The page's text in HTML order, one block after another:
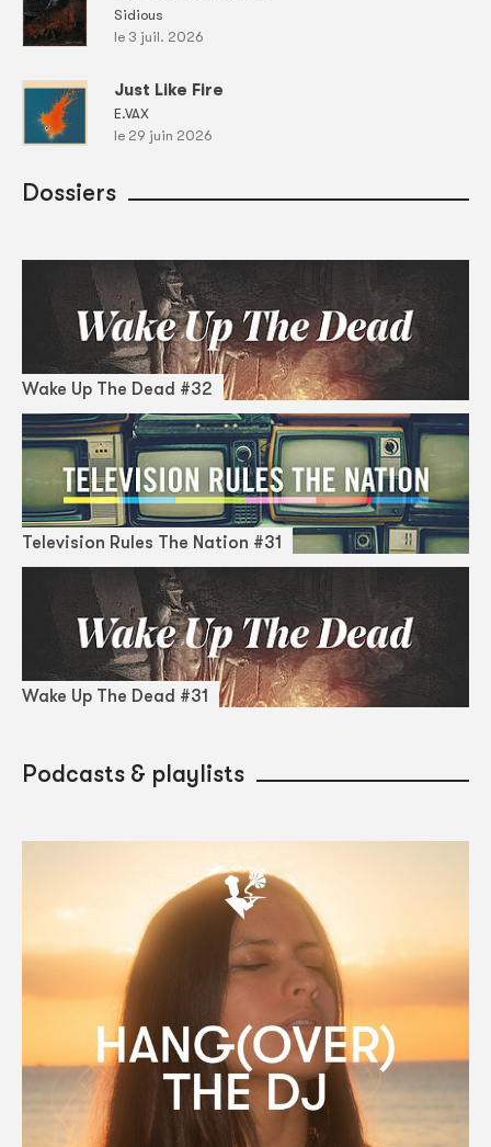
Sidious
le 3 juil. 2026
Just Like Fire
E.VAX
le 29 juin 2026
Dossiers
Wake Up The Dead #32
Television Rules The Nation #31
Wake Up The Dead #31
Podcasts & playlists